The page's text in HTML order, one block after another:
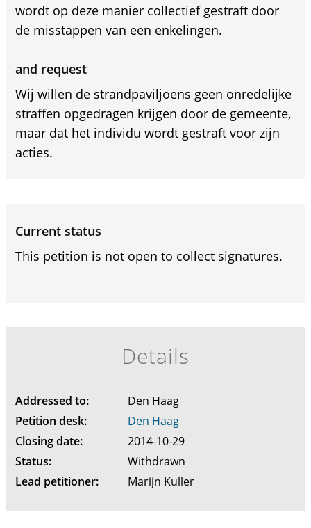
wordt op deze manier collectief gestraft door
de misstappen van een enkelingen.
and request
Wij willen de strandpaviljoens geen onredelijke
straffen opgedragen krijgen door de gemeente,
maar dat het individu wordt gestraft voor zijn
acties.
Current status
This petition is not open to collect signatures.
Details
Addressed to:
Den Haag
Petition desk:
Den Haag
Closing date:
2014-10-29
Status:
Withdrawn
Lead petitioner:
Marijn Kuller